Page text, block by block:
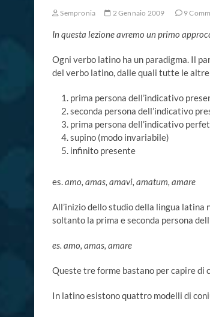
Sempronia 2 Gennaio 2009 9
In questa lezione avremo un primo
Ogni verbo latino ha un paradigma. Il
del verbo latino, dalle quali tutte le
prima persona dell’indicativo
seconda persona dell’indicativo
prima persona dell’indicativo
supino (modo invariabile)
infinito presente
es.amo, amas, amavi, amatum, amare
All’inizio dello studio della lingua latina
soltanto la prima e seconda persona
es. amo, amas, amare
Queste tre forme bastano per capire di
In latino esistono quattro modelli di